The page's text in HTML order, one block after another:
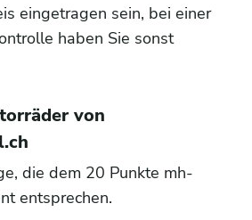
eingetragen sein, bei einer
haben Sie sonst
von
die dem 20 Punkte mh-
entsprechen.